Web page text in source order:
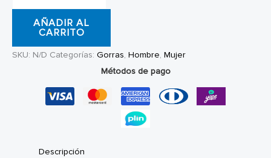
Santa
Strapback
AÑADIR AL
CARRITO
SKU: N/D Categorías: Gorras, Hombre, Mujer
Métodos de pago
Descripción